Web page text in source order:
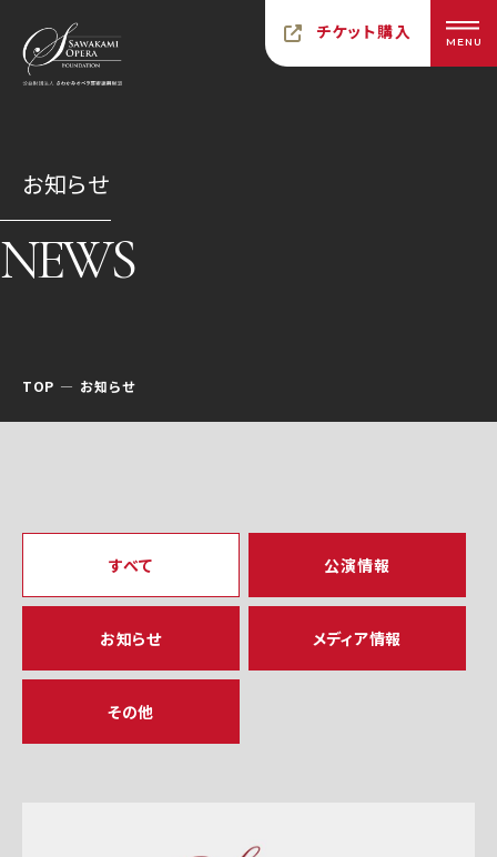
チケット購入 MENU
お知らせ
NEWS
TOP お知らせ
すべて 公演情報
お知らせ メディア情報
その他